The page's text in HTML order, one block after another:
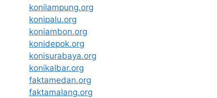
konilampung.org
konipalu.org
koniambon.org
konidepok.org
konisurabaya.org
konikalbar.org
faktamedan.org
faktamalang.org